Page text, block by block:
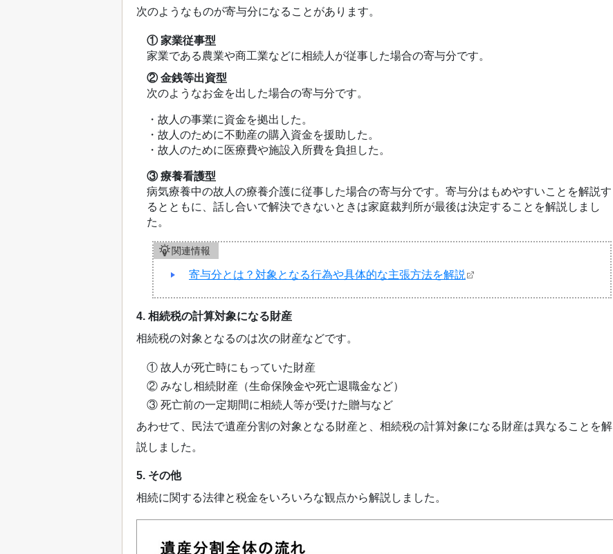
次のようなものが寄与分になることがあります。
① 家業従事型
家業である農業や商工業などに相続人が従事した場合の寄与分です。
② 金銭等出資型
次のようなお金を出した場合の寄与分です。
・故人の事業に資金を拠出した。
・故人のために不動産の購入資金を援助した。
・故人のために医療費や施設入所費を負担した。
③ 療養看護型
病気療養中の故人の療養介護に従事した場合の寄与分です。寄与分はもめやすいことを解説す
るとともに、話し合いで解決できないときは家庭裁判所が最後は決定することを解説しまし
た。
関連情報
寄与分とは？対象となる行為や具体的な主張方法を解説
4. 相続税の計算対象になる財産
相続税の対象となるのは次の財産などです。
① 故人が死亡時にもっていた財産
② みなし相続財産（生命保険金や死亡退職金など）
③ 死亡前の一定期間に相続人等が受けた贈与など
あわせて、民法で遺産分割の対象となる財産と、相続税の計算対象になる財産は異なることを解
説しました。
5. その他
相続に関する法律と税金をいろいろな観点から解説しました。